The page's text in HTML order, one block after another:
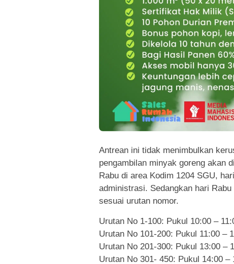
Antrean ini tidak menimbulkan
pengambilan minyak goreng akan
Rabu di area Kodim 1204 SGU,
administrasi. Sedangkan hari
sesuai urutan nomor.
Urutan No 1-100: Pukul 10:00 –
Urutan No 101-200: Pukul 11:00 –
Urutan No 201-300: Pukul 13:00 –
Urutan No 301- 450: Pukul 14:00 –